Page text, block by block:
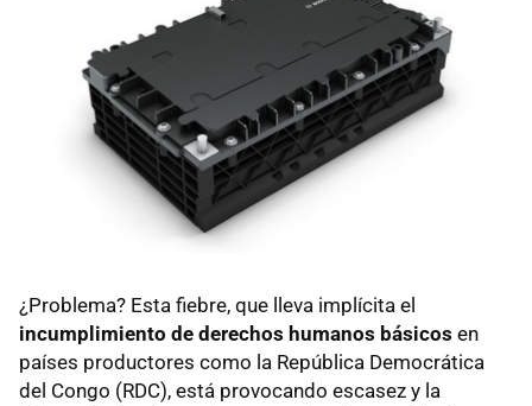
¿Problema? Esta fiebre, que lleva implícita el
incumplimiento de derechos humanos básicos en
países productores como la República Democrática
del Congo (RDC), está provocando escasez y la